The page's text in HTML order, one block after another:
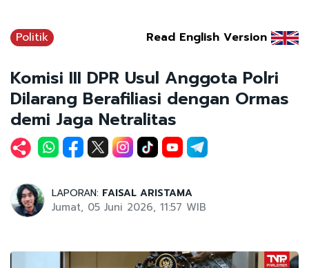
Politik Read English Version
Komisi III DPR Usul Anggota Polri
Dilarang Berafiliasi dengan Ormas
demi Jaga Netralitas
LAPORAN: FAISAL ARISTAMA
Jumat, 05 Juni 2026, 11:57 WIB